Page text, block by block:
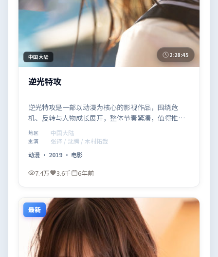
中国大陆 2:28:45
逆光特攻
逆光特攻是一部以动漫为核心的影视作品，围绕危
机、反转与人物成长展开，整体节奏紧凑，值得推荐
观看。
地区 中国大陆
主演
张译 / 沈腾 / 木村拓哉
动漫 · 2019 · 电影
7.4万 3.6千 6年前
最新